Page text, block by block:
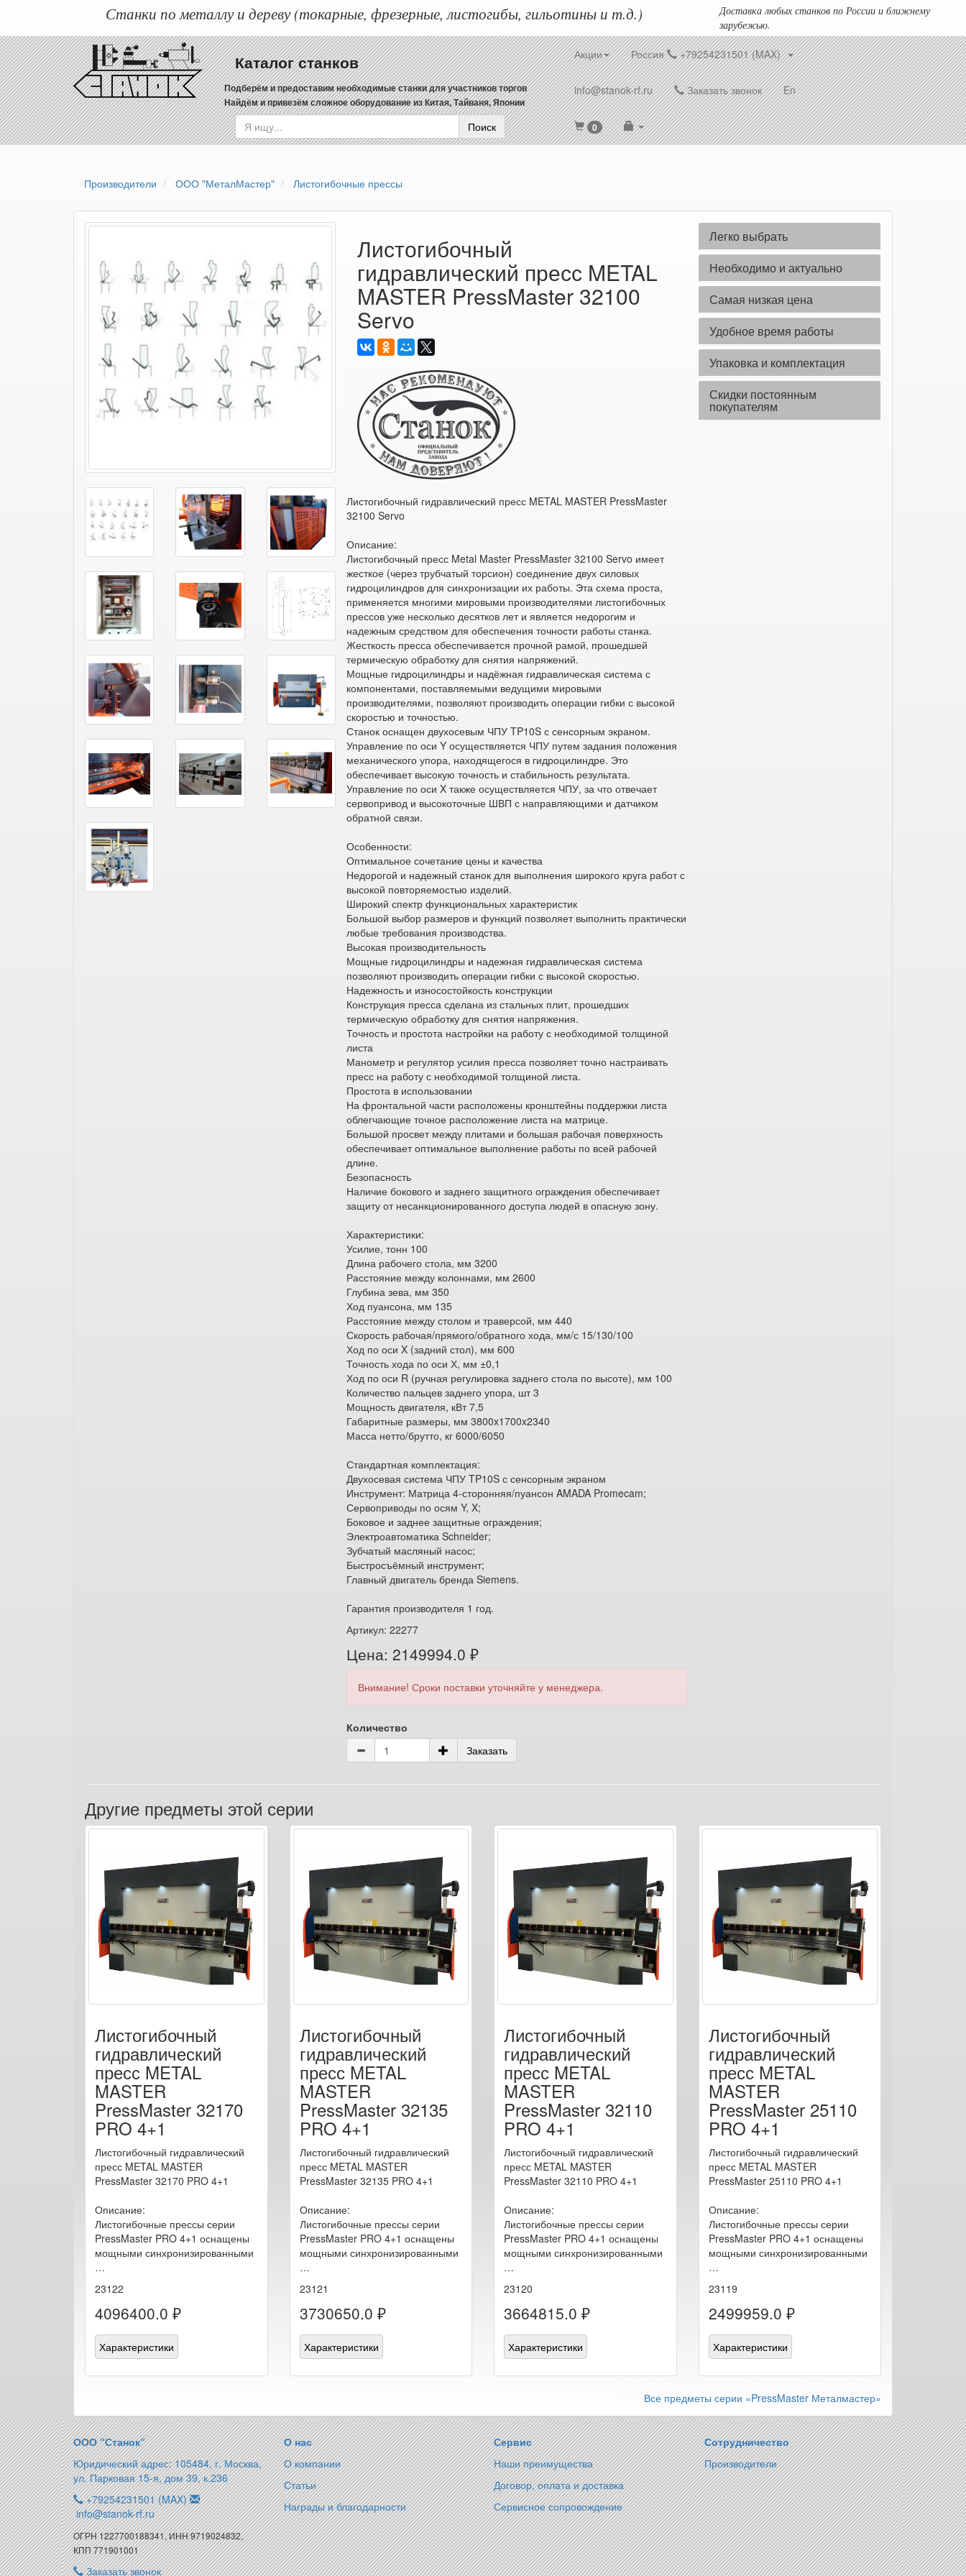
Станки по металлу и дереву (токарные, фрезерные, листогибы, гильотины и т.д.)
Доставка любых станков по России и ближнему
зарубежью.
Каталог станков
Подберём и предоставим необходимые станки для участников торгов
Найдём и привезём сложное оборудование из Китая, Тайваня, Японии
Поиск
Акции Россия +79254231501 (MAX)
info@stanok-rf.ru Заказать звонок En
0
Производители ООО "МеталМастер" Листогибочные прессы
Листогибочный
гидравлический пресс METAL
MASTER PressMaster 32100
Servo
Листогибочный гидравлический пресс METAL MASTER PressMaster
32100 Servo
Описание:
Листогибочный пресс Metal Master PressMaster 32100 Servo имеет
жесткое (через трубчатый торсион) соединение двух силовых
гидроцилиндров для синхронизации их работы. Эта схема проста,
применяется многими мировыми производителями листогибочных
прессов уже несколько десятков лет и является недорогим и
надежным средством для обеспечения точности работы станка.
Жесткость пресса обеспечивается прочной рамой, прошедшей
термическую обработку для снятия напряжений.
Мощные гидроцилиндры и надёжная гидравлическая система с
компонентами, поставляемыми ведущими мировыми
производителями, позволяют производить операции гибки с высокой
скоростью и точностью.
Станок оснащен двухосевым ЧПУ TP10S с сенсорным экраном.
Управление по оси Y осуществляется ЧПУ путем задания положения
механического упора, находящегося в гидроцилиндре. Это
обеспечивает высокую точность и стабильность результата.
Управление по оси X также осуществляется ЧПУ, за что отвечает
сервопривод и высокоточные ШВП с направляющими и датчиком
обратной связи.
Особенности:
Оптимальное сочетание цены и качества
Недорогой и надежный станок для выполнения широкого круга работ с
высокой повторяемостью изделий.
Широкий спектр функциональных характеристик
Большой выбор размеров и функций позволяет выполнить практически
любые требования производства.
Высокая производительность
Мощные гидроцилиндры и надежная гидравлическая система
позволяют производить операции гибки с высокой скоростью.
Надежность и износостойкость конструкции
Конструкция пресса сделана из стальных плит, прошедших
термическую обработку для снятия напряжения.
Точность и простота настройки на работу с необходимой толщиной
листа
Манометр и регулятор усилия пресса позволяет точно настраивать
пресс на работу с необходимой толщиной листа.
Простота в использовании
На фронтальной части расположены кронштейны поддержки листа
облегчающие точное расположение листа на матрице.
Большой просвет между плитами и большая рабочая поверхность
обеспечивает оптимальное выполнение работы по всей рабочей
длине.
Безопасность
Наличие бокового и заднего защитного ограждения обеспечивает
защиту от несанкционированного доступа людей в опасную зону.
Характеристики:
Усилие, тонн 100
Длина рабочего стола, мм 3200
Расстояние между колоннами, мм 2600
Глубина зева, мм 350
Ход пуансона, мм 135
Расстояние между столом и траверсой, мм 440
Скорость рабочая/прямого/обратного хода, мм/с 15/130/100
Ход по оси X (задний стол), мм 600
Точность хода по оси Х, мм ±0,1
Ход по оси R (ручная регулировка заднего стола по высоте), мм 100
Количество пальцев заднего упора, шт 3
Мощность двигателя, кВт 7,5
Габаритные размеры, мм 3800x1700x2340
Масса нетто/брутто, кг 6000/6050
Стандартная комплектация:
Двухосевая система ЧПУ TP10S с сенсорным экраном
Инструмент: Матрица 4-сторонняя/пуансон AMADA Promecam;
Сервоприводы по осям Y, X;
Боковое и заднее защитные ограждения;
Электроавтоматика Schneider;
Зубчатый масляный насос;
Быстросъёмный инструмент;
Главный двигатель бренда Siemens.
Гарантия производителя 1 год.
Артикул: 22277
Цена: 2149994.0 ₽
Внимание! Сроки поставки уточняйте у менеджера.
Количество
Заказать
Легко выбрать
Необходимо и актуально
Самая низкая цена
Удобное время работы
Упаковка и комплектация
Скидки постоянным
покупателям
Другие предметы этой серии
Листогибочный
гидравлический
пресс METAL
MASTER
PressMaster 32170
PRO 4+1
Листогибочный гидравлический
пресс METAL MASTER
PressMaster 32170 PRO 4+1
Описание:
Листогибочные прессы серии
PressMaster PRO 4+1 оснащены
мощными синхронизированными
…
23122
4096400.0 ₽
Характеристики
Листогибочный
гидравлический
пресс METAL
MASTER
PressMaster 32135
PRO 4+1
Листогибочный гидравлический
пресс METAL MASTER
PressMaster 32135 PRO 4+1
Описание:
Листогибочные прессы серии
PressMaster PRO 4+1 оснащены
мощными синхронизированными
…
23121
3730650.0 ₽
Характеристики
Листогибочный
гидравлический
пресс METAL
MASTER
PressMaster 32110
PRO 4+1
Листогибочный гидравлический
пресс METAL MASTER
PressMaster 32110 PRO 4+1
Описание:
Листогибочные прессы серии
PressMaster PRO 4+1 оснащены
мощными синхронизированными
…
23120
3664815.0 ₽
Характеристики
Листогибочный
гидравлический
пресс METAL
MASTER
PressMaster 25110
PRO 4+1
Листогибочный гидравлический
пресс METAL MASTER
PressMaster 25110 PRO 4+1
Описание:
Листогибочные прессы серии
PressMaster PRO 4+1 оснащены
мощными синхронизированными
…
23119
2499959.0 ₽
Характеристики
Все предметы серии «PressMaster Металмастер»
ООО “Станок“
Юридический адрес: 105484, г. Москва,
ул. Парковая 15-я, дом 39, к.236
+79254231501 (MAX)
info@stanok-rf.ru
ОГРН 1227700188341, ИНН 9719024832,
КПП 771901001
Заказать звонок
О нас
О компании
Статьи
Награды и благодарности
Сервис
Наши преимущества
Договор, оплата и доставка
Сервисное сопровождение
Сотрудничество
Производители